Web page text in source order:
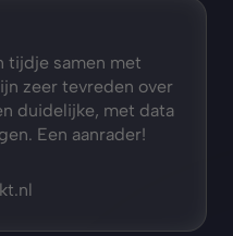
tijdje samen met
zeer tevreden over
duidelijke, met data
Een aanrader!